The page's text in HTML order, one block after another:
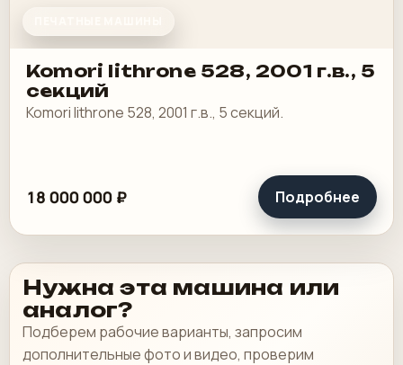
Komori lithrone 528, 2001 г.в., 5
секций
Komori lithrone 528, 2001 г.в., 5 секций.
18 000 000 ₽ Подробнее
Нужна эта машина или
аналог?
Подберем рабочие варианты, запросим
дополнительные фото и видео, проверим